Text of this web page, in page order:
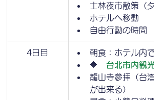
士林夜市散策（夕食
ホテルへ移動
自由行動の時間
4日目
朝食：ホテル内で
🔷 台北市内観光＆
龍山寺参拝（台湾
が出来る）